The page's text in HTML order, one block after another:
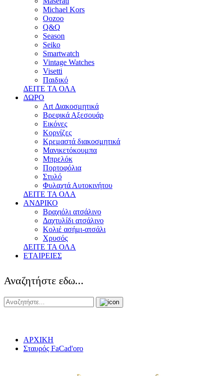
Michael Kors
Oozoo
Q&Q
Season
Seiko
Smartwatch
Vintage Watches
Visetti
Παιδικό
ΔΕΙΤΕ ΤΑ ΟΛΑ
ΔΩΡΟ
Art Διακοσμητικά
Βρεφικά Αξεσουάρ
Εικόνες
Κορνίζες
Κρεμαστά διακοσμητικά
Μανικετόκουμπα
Μπρελόκ
Πορτοφόλια
Στυλό
Φυλαχτά Αυτοκινήτου
ΔΕΙΤΕ ΤΑ ΟΛΑ
ΑΝΔΡΙΚΟ
Βραχιόλι ατσάλινο
Δαχτυλίδι ατσάλινο
Κολιέ ασήμι-ατσάλι
Χρυσός
ΔΕΙΤΕ ΤΑ ΟΛΑ
ΕΤΑΙΡΕΙΕΣ
Αναζητήστε εδω...
ΑΡΧΙΚΗ
Σταυρός FaCad'oro